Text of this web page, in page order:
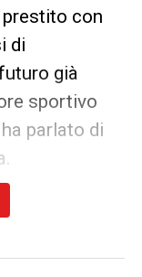
prestito con
di
già
sportivo
parlato di
Cagliari, ha